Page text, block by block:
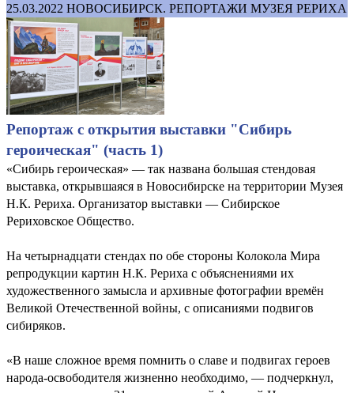
25.03.2022 НОВОСИБИРСК. РЕПОРТАЖИ МУЗЕЯ РЕРИХА
Репортаж с открытия выставки "Сибирь
героическая" (часть 1)
«Сибирь героическая» — так названа большая стендовая
выставка, открывшаяся в Новосибирске на территории Музея
Н.К. Рериха. Организатор выставки — Сибирское
Рериховское Общество.
На четырнадцати стендах по обе стороны Колокола Мира
репродукции картин Н.К. Рериха с объяснениями их
художественного замысла и архивные фотографии времён
Великой Отечественной войны, с описаниями подвигов
сибиряков.
«В наше сложное время помнить о славе и подвигах героев
народа-освободителя жизненно необходимо, — подчеркнул,